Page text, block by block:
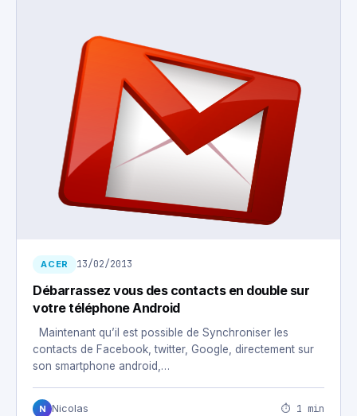
ACER 13/02/2013
Débarrassez vous des contacts en double sur
votre téléphone Android
Maintenant qu’il est possible de Synchroniser les
contacts de Facebook, twitter, Google, directement sur
son smartphone android,…
N Nicolas ⏱ 1 min